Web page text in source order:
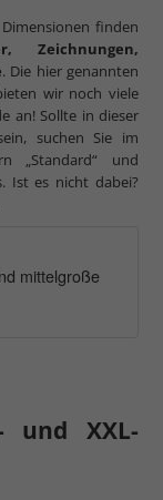
finden
Zeichnungen,
. Die hier genannten
wir noch viele
an! Sollte in dieser
suchen Sie im
„Standard“ und
Ist es nicht dabei?
mittelgroße
und XXL-